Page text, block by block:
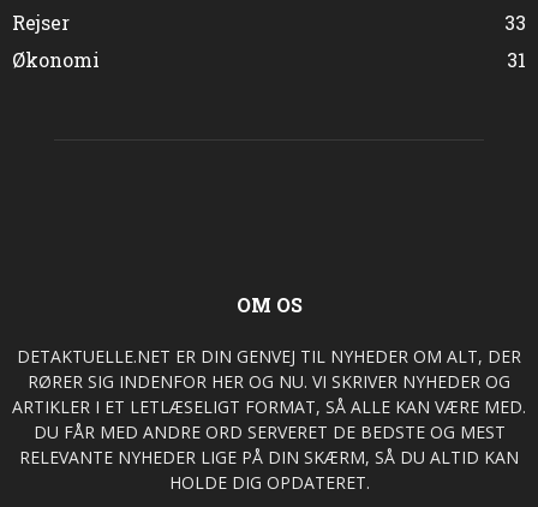
Rejser
33
Økonomi
31
OM OS
DETAKTUELLE.NET ER DIN GENVEJ TIL NYHEDER OM ALT, DER
RØRER SIG INDENFOR HER OG NU. VI SKRIVER NYHEDER OG
ARTIKLER I ET LETLÆSELIGT FORMAT, SÅ ALLE KAN VÆRE MED.
DU FÅR MED ANDRE ORD SERVERET DE BEDSTE OG MEST
RELEVANTE NYHEDER LIGE PÅ DIN SKÆRM, SÅ DU ALTID KAN
HOLDE DIG OPDATERET.